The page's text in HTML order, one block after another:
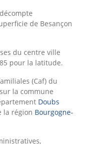
de Besançon
du centre ville
pour la latitude.
(Caf) du
la commune
Doubs
la région Bourgogne-